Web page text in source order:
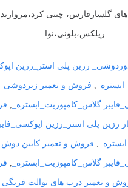
گلسارفارس، چینی
ریلکس،بلونی،نوا
رزین پلی استر_رزین
, فروش و تعمیر
گلاس_کامپوزیت_ابستره_ ,
رزین پلی استر_رزین
, فروش و تعمیر کابین
گلاس_کامپوزیت_ابستره_ ,
و تعمیر درب های توالت فرنگی